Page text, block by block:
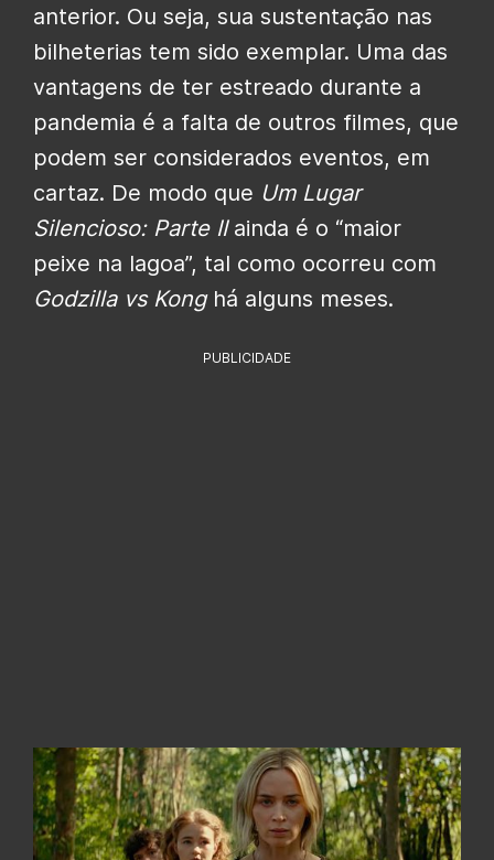
anterior. Ou seja, sua sustentação nas
bilheterias tem sido exemplar. Uma das
vantagens de ter estreado durante a
pandemia é a falta de outros filmes, que
podem ser considerados eventos, em
cartaz. De modo que Um Lugar
Silencioso: Parte IIainda é o “maior
peixe na lagoa”, tal como ocorreu com
Godzilla vs Konghá alguns meses.
PUBLICIDADE